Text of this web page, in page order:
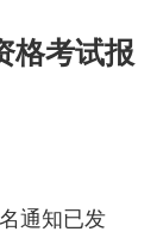
格考试报
通知已发